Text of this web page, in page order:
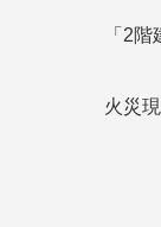
「2
火災